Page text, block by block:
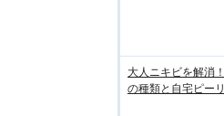
大人ニキビを解消
の種類と自宅ピー